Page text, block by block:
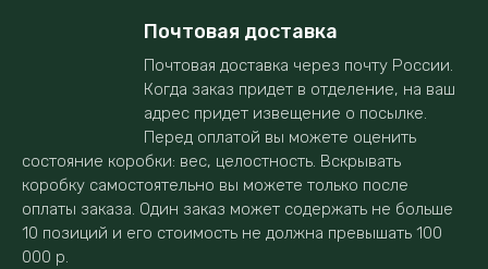
Почтовая доставка
Почтовая доставка через почту России.
Когда заказ придет в отделение, на ваш
адрес придет извещение о посылке.
Перед оплатой вы можете оценить
состояние коробки: вес, целостность. Вскрывать
коробку самостоятельно вы можете только после
оплаты заказа. Один заказ может содержать не больше
10 позиций и его стоимость не должна превышать 100
000 р.